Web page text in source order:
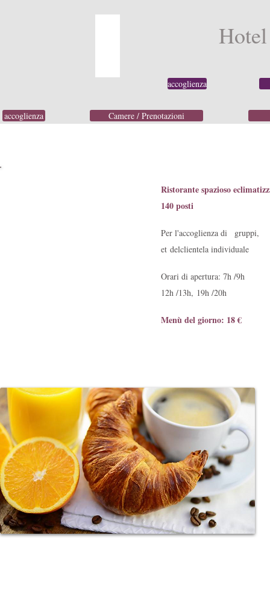
accoglienza Camere / Prenotazioni
accoglienza
Ristorante spazioso e
140 posti
Per l'accoglienza di
gruppi,
et delclientela individuale
Orari di apertura: 7h /9h
12h /13h, 19h /20h
Menù del giorno: 18 €